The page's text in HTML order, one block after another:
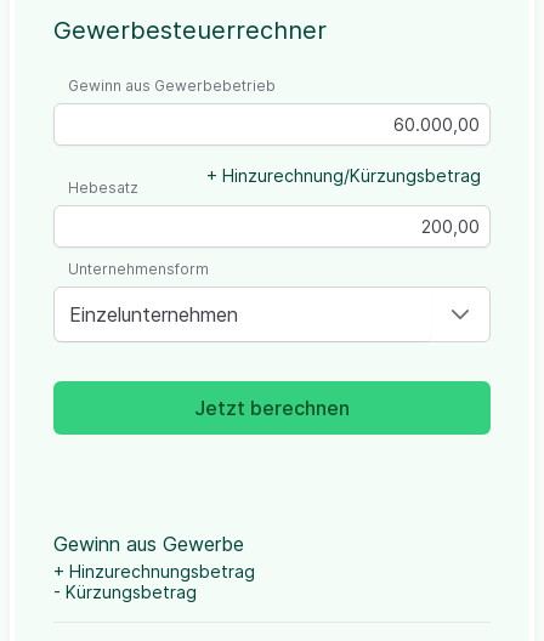
Gewerbesteuerrechner
Gewinn aus Gewerbebetrieb
+ Hinzurechnung/Kürzungsbetrag
Hebesatz
Einzelunternehmen
Unternehmensform
Jetzt berechnen
Gewinn aus Gewerbe
+ Hinzurechnungsbetrag
- Kürzungsbetrag